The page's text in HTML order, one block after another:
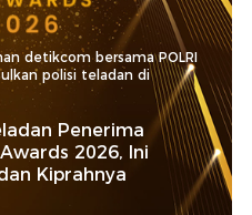
detikcom bersama POLRI
polisi teladan di
Penerima
2026, Ini
Kiprahnya